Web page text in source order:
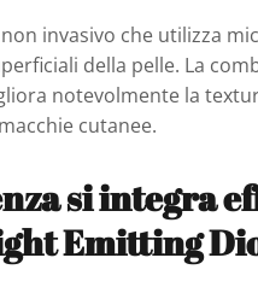
invasivo che utilizza
della pelle. La
notevolmente la
cutanee.
si integra
Emitting